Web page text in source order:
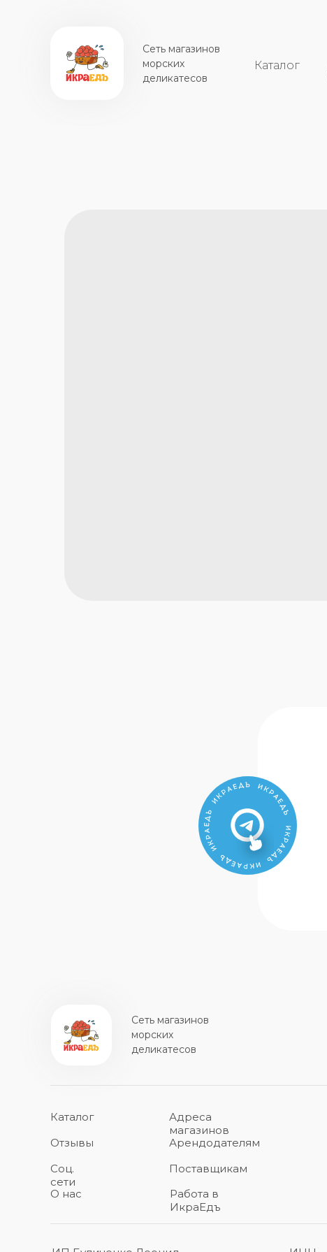
Сеть магазинов
морских
деликатесов
Каталог
Каталог
Соц.
сети
Отзывы
О нас
Адреса
магазинов
Арендодателям
Работа в
ИкраЕдъ
Сеть магазинов
морских
деликатесов
Поставщикам